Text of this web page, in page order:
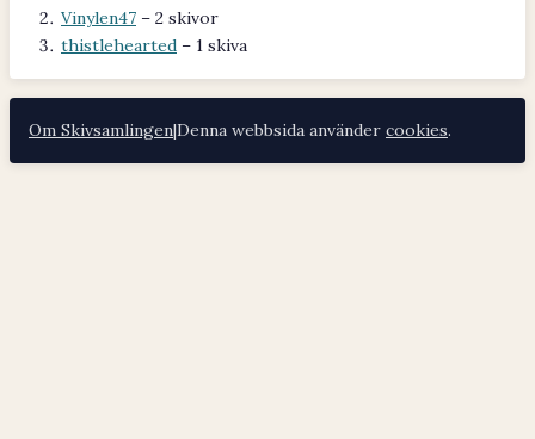
Vinylen47 – 2 skivor
thistlehearted – 1 skiva
Om Skivsamlingen|Denna webbsida använder cookies.